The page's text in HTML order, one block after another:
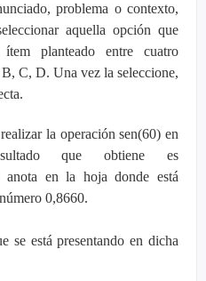
problema o contexto,
aquella opción que
ítem planteado entre cuatro
C, D. Una vez la seleccione,
la operación sen(60) en
que obtiene es
en la hoja donde está
0,8660.
se está presentando en dicha